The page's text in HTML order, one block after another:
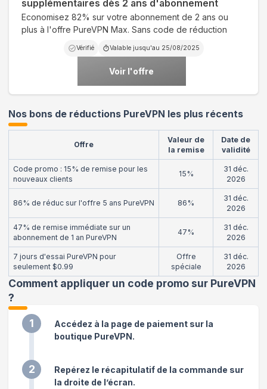
supplémentaires dès 2 ans d'abonnement
Economisez 82% sur votre abonnement de 2 ans ou
plus à l'offre PureVPN Max. Sans code de réduction
Vérifié Valable jusqu'au 25/08/2025
Voir l'offre
Nos bons de réductions PureVPN les plus récents
Offre
Valeur de
la remise
Date de
validité
Code promo : 15% de remise pour les
nouveaux clients
15%
31 déc.
2026
86% de réduc sur l'offre 5 ans PureVPN 86%
31 déc.
2026
47% de remise immédiate sur un
abonnement de 1 an PureVPN
47%
31 déc.
2026
7 jours d'essai PureVPN pour
seulement $0.99
Offre
spéciale
31 déc.
2026
Comment appliquer un code promo sur PureVPN
?
1
Accédez à la page de paiement sur la
boutique PureVPN.
2
Repérez le récapitulatif de la commande sur
la droite de l’écran.